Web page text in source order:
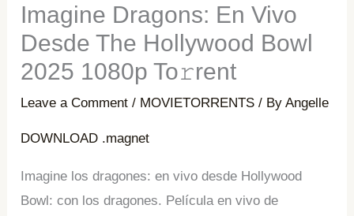
Imagine Dragons: En Vivo
Desde The Hollywood Bowl
2025 1080p To𝚛rent
Leave a Comment / MOVIETORRENTS / ByAngelle
DOWNLOAD .magnet
Imagine los dragones: en vivo desde Hollywood
Bowl: con los dragones. Película en vivo de